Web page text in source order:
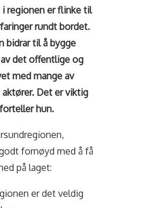
regionen er flinke til
rundt bordet.
bidrar til å bygge
det offentlige og
med mange av
Det er viktig
hun.
fornøyd med å få
på laget:
er det veldig